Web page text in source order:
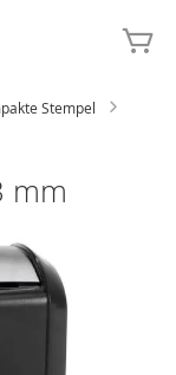
Stempel
mm